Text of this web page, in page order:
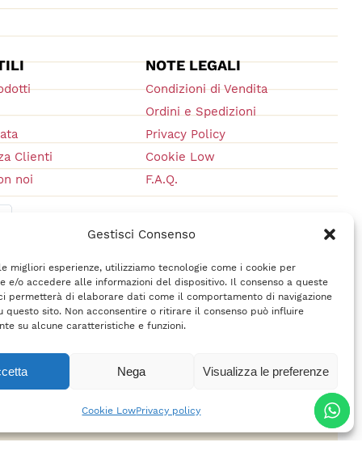
Gestisci Consenso
migliori esperienze, utilizziamo tecnologie come i cookie per
e/o accedere alle informazioni del dispositivo. Il consenso a queste
permetterà di elaborare dati come il comportamento di navigazione
questo sito. Non acconsentire o ritirare il consenso può influire
su alcune caratteristiche e funzioni.
Nega Visualizza le preferenze
Cookie LowPrivacy policy
Clienti
noi
NOTE LEGALI
Condizioni di Vendita
Ordini e Spedizioni
Privacy Policy
Cookie Low
F.A.Q.